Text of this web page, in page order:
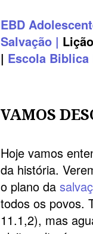
EBD
Salvação |
| Escola Biblica
VAMOS
Hoje vamos
da história.
o plano da
todos os povos.
11.1,2), mas